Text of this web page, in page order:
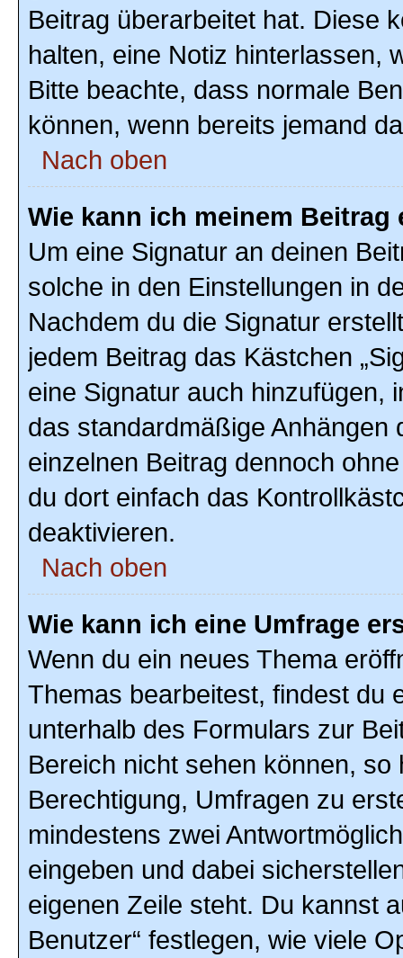
Beitrag überarbeitet hat. Diese
halten, eine Notiz hinterlassen,
Bitte beachte, dass normale
können, wenn bereits jemand
Nach oben
Wie kann ich meinem
Um eine Signatur an deinen
solche in den Einstellungen in
Nachdem du die Signatur
jedem Beitrag das Kästchen
eine Signatur auch hinzufügen,
das standardmäßige Anhängen
einzelnen Beitrag dennoch
du dort einfach das
deaktivieren.
Nach oben
Wie kann ich eine Umfrage
Wenn du ein neues Thema
Themas bearbeitest, findest du
unterhalb des Formulars zur
Bereich nicht sehen können,
Berechtigung, Umfragen zu
mindestens zwei
eingeben und dabei
eigenen Zeile steht. Du kannst
Benutzer“ festlegen, wie viele